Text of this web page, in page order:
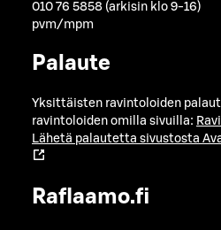
010 76 5858 (arkisin klo 9-16)
pvm/mpm
Palaute
Yksittäisten ravintoloiden
ravintoloiden omilla sivuilla:
Lähetä palautetta sivustosta
Raflaamo.fi